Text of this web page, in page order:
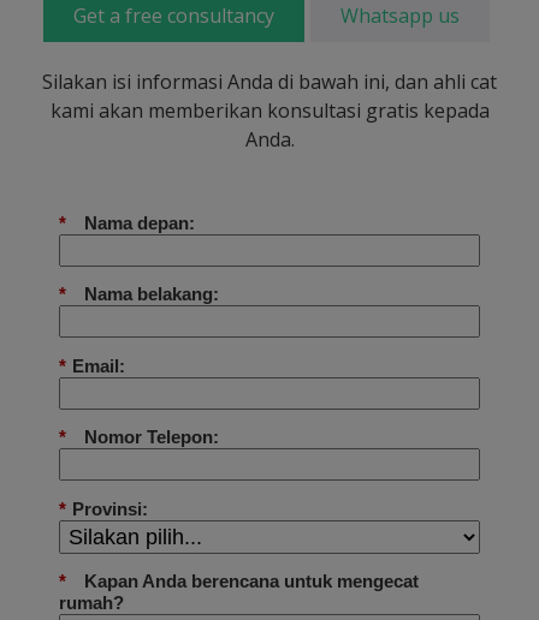
Get a free consultancy Whatsapp us
Silakan isi informasi Anda di bawah ini, dan ahli cat
kami akan memberikan konsultasi gratis kepada
Anda.